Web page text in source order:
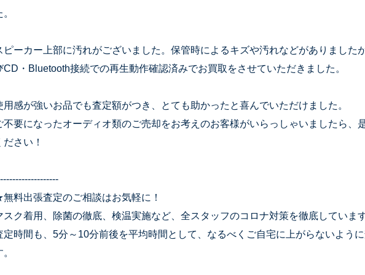
ピーカー上部に汚れがございました。保管時によるキズや汚れなどがありました
CD・Bluetooth接続での再生動作確認済みでお買取をさせていただきました。
用感が強いお品でも査定額がつき、とても助かったと喜んでいただけました。
不要になったオーディオ類のご売却をお考えのお客様がいらっしゃいましたら、
ださい！
料出張査定のご相談はお気軽に！
スク着用、除菌の徹底、検温実施など、全スタッフのコロナ対策を徹底しています
定時間も、5分～10分前後を平均時間として、なるべくご自宅に上がらないよう